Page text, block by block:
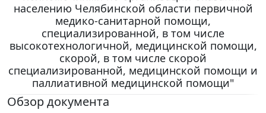
населению Челябинской области первичной
медико-санитарной помощи,
специализированной, в том числе
высокотехнологичной, медицинской помощи,
скорой, в том числе скорой
специализированной, медицинской помощи и
паллиативной медицинской помощи"
Обзор документа